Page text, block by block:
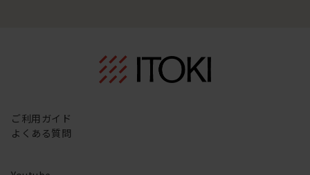
ご利用ガイド
よくある質問